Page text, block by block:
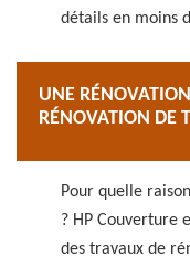
détails en moins
UNE
RÉNOVATION DE
Pour quelle
? HP Couverture
des travaux de